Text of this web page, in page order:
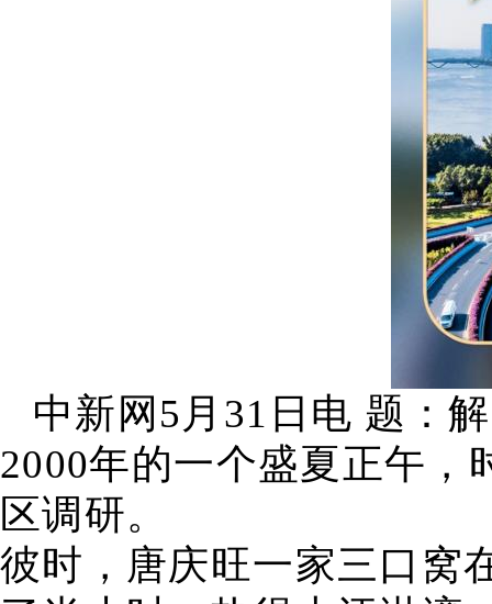
中新网5月31日电 题：
2000年的一个盛夏正午，
区调研。
彼时，唐庆旺一家三口窝